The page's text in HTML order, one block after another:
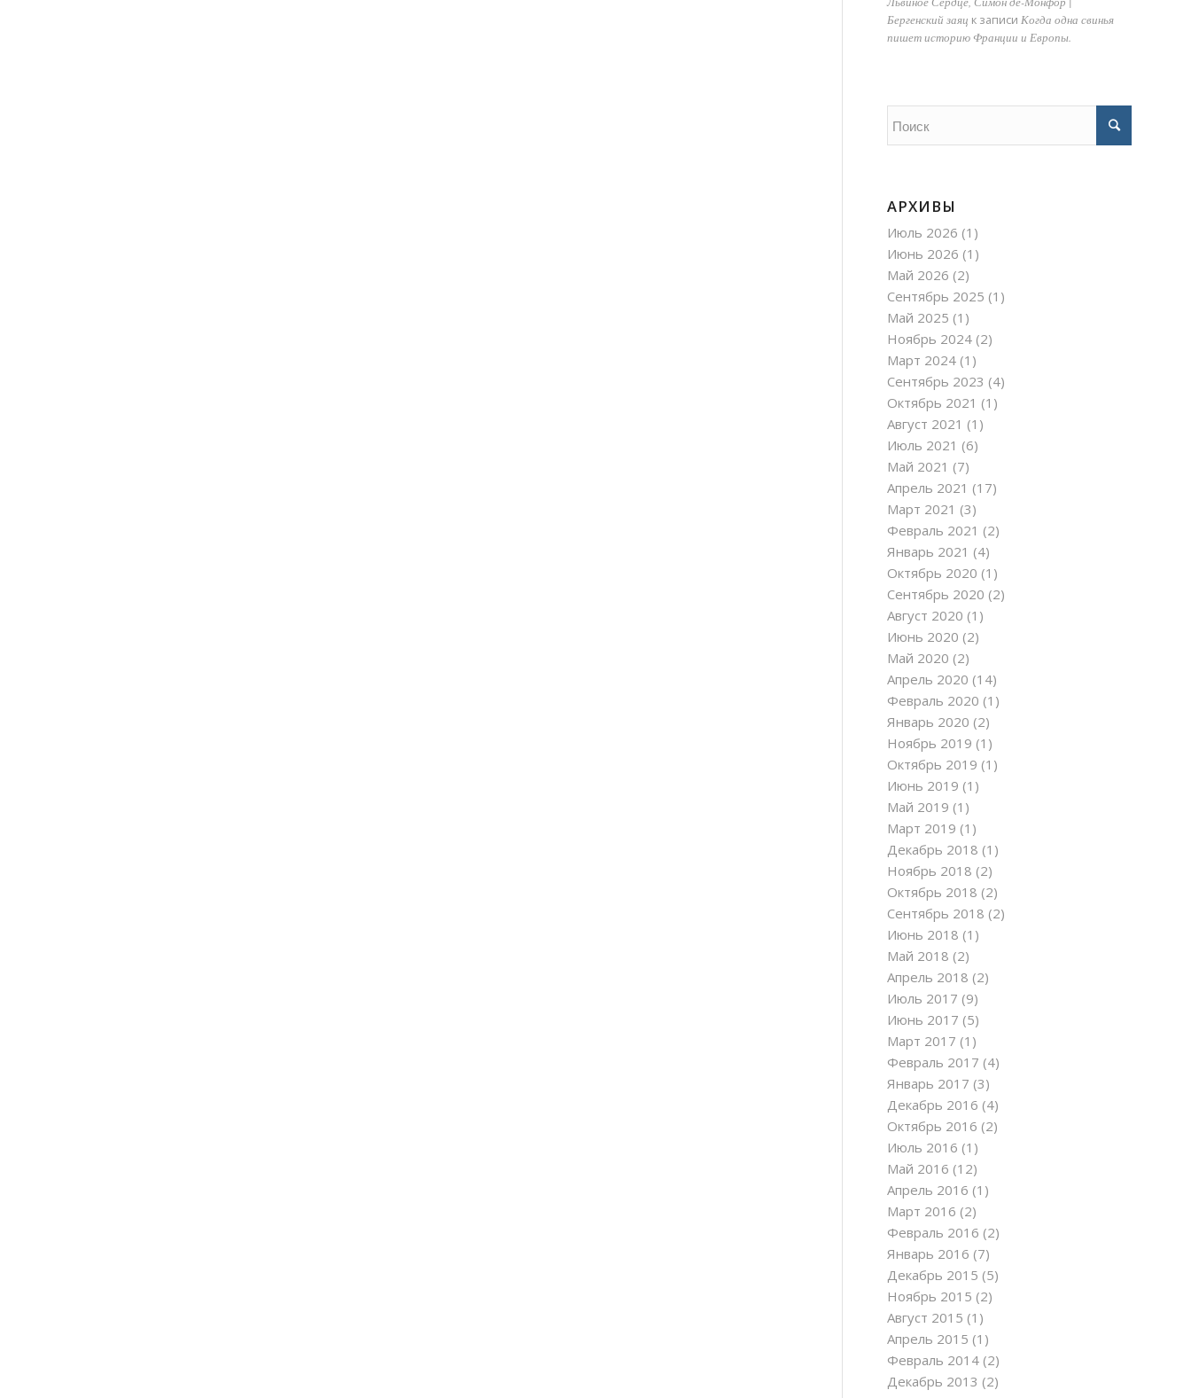
Бергенский заяц к записиКогда одна свинья
пишет историю Франции и Европы.
АРХИВЫ
Июль 2026 (1)
Июнь 2026 (1)
Май 2026 (2)
Сентябрь 2025 (1)
Май 2025 (1)
Ноябрь 2024 (2)
Март 2024 (1)
Сентябрь 2023 (4)
Октябрь 2021 (1)
Август 2021 (1)
Июль 2021 (6)
Май 2021 (7)
Апрель 2021 (17)
Март 2021 (3)
Февраль 2021 (2)
Январь 2021 (4)
Октябрь 2020 (1)
Сентябрь 2020 (2)
Август 2020 (1)
Июнь 2020 (2)
Май 2020 (2)
Апрель 2020 (14)
Февраль 2020 (1)
Январь 2020 (2)
Ноябрь 2019 (1)
Октябрь 2019 (1)
Июнь 2019 (1)
Май 2019 (1)
Март 2019 (1)
Декабрь 2018 (1)
Ноябрь 2018 (2)
Октябрь 2018 (2)
Сентябрь 2018 (2)
Июнь 2018 (1)
Май 2018 (2)
Апрель 2018 (2)
Июль 2017 (9)
Июнь 2017 (5)
Март 2017 (1)
Февраль 2017 (4)
Январь 2017 (3)
Декабрь 2016 (4)
Октябрь 2016 (2)
Июль 2016 (1)
Май 2016 (12)
Апрель 2016 (1)
Март 2016 (2)
Февраль 2016 (2)
Январь 2016 (7)
Декабрь 2015 (5)
Ноябрь 2015 (2)
Август 2015 (1)
Апрель 2015 (1)
Февраль 2014 (2)
Декабрь 2013 (2)